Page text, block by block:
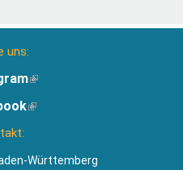
uns:
(Link
extern)
(Link
Württemberg